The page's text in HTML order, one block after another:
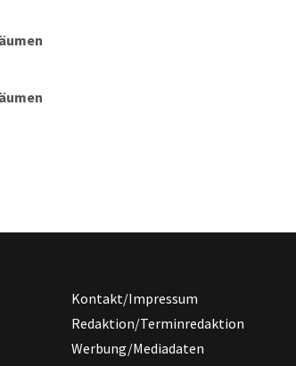
Kontakt/Impressum
Redaktion/Terminredaktion
Werbung/Mediadaten